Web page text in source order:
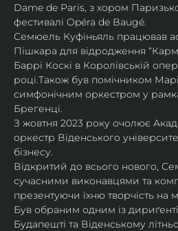
Dame de Paris, з хором
фестивалі Opéra de Baugé.
Семюель Куфіньяль працював
Пішкара для відродження
Баррі Коскі в Королівській
році.Також був помічником
симфонічним оркестром у
Брегенці.
З жовтня 2023 року очолює
оркестр Віденського
бізнесу.
Відкритий до всього нового,
сучасними виконавцями та
презентуючи їхню творчість на
Був обраним одним із
Будапешті та Віденському